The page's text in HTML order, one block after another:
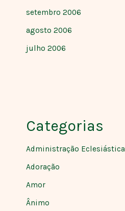
setembro 2006
agosto 2006
julho 2006
Categorias
Administração Eclesiástica
Adoração
Amor
Ânimo